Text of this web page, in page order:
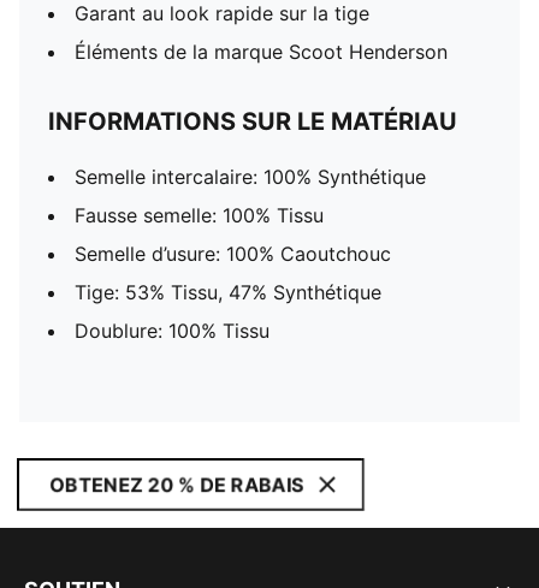
Garant au look rapide sur la tige
Éléments de la marque Scoot Henderson
INFORMATIONS SUR LE MATÉRIAU
Semelle intercalaire: 100% Synthétique
Fausse semelle: 100% Tissu
Semelle d’usure: 100% Caoutchouc
Tige: 53% Tissu, 47% Synthétique
Doublure: 100% Tissu
OBTENEZ 20 % DE RABAIS